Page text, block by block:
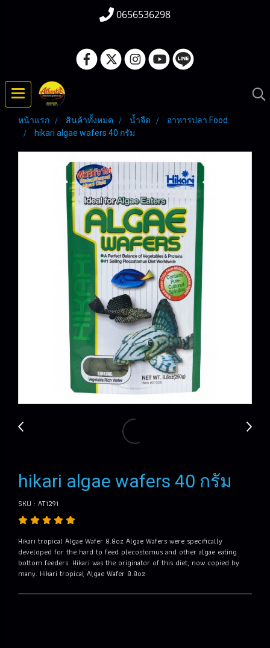
0656536298
หน้าแรก สินค้าทั้งหมด น้ำจืด
อาหารปลา Food
hikari algae wafers 40 กรัม
hikari algae wafers 40 กรัม
SKU : AT1291
Hikari tropical Algae Wafer 8.8oz Algae Wafers were specifically
developed for the hard to feed plecostomus and other algae eating
bottom feeders. Hikari was the originator of this diet, now copied by
many. Hikari tropical Algae Wafer 8.8oz